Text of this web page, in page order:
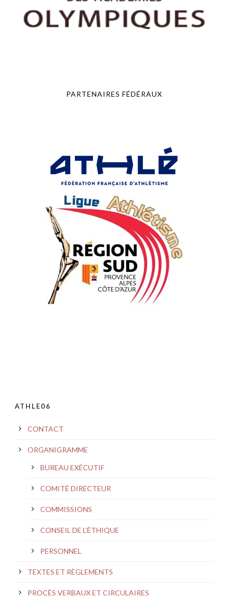
PARTENAIRES FÉDÉRAUX
ATHLE06
CONTACT
ORGANIGRAMME
BUREAU EXÉCUTIF
COMITÉ DIRECTEUR
COMMISSIONS
CONSEIL DE L’ÉTHIQUE
PERSONNEL
TEXTES ET RÈGLEMENTS
PROCÈS VERBAUX ET CIRCULAIRES